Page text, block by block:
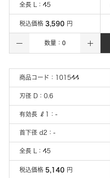
全長 L ： 45
税込価格 3,590 円
数量：
商品コード： 101544
刃径 D ： 0.6
有効長 ℓ1 ： -
首下径 d2 ： -
全長 L ： 45
税込価格 5,140 円